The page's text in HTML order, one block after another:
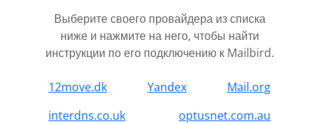
Выберите своего провайдера из списка
ниже и нажмите на него, чтобы найти
инструкции по его подключению к Mailbird.
12move.dk Yandex
Mail.org
interdns.co.uk
optusnet.com.au